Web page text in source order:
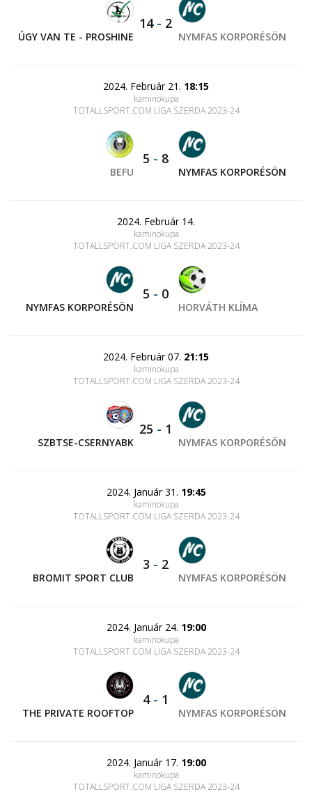
ÚGY VAN TE - PROSHINE
14- 2
NYMFAS KORPORÉSÖN
2024. Február 21. 18:15
kaminokupa
TOTALLSPORT.COM LIGA SZERDA 2023-24
BEFU
5 - 8
NYMFAS KORPORÉSÖN
2024. Február 14.
kaminokupa
TOTALLSPORT.COM LIGA SZERDA 2023-24
NYMFAS KORPORÉSÖN
5 - 0
HORVÁTH KLÍMA
2024. Február 07. 21:15
kaminokupa
TOTALLSPORT.COM LIGA SZERDA 2023-24
SZBTSE-CSERNYABK
25 - 1
NYMFAS KORPORÉSÖN
2024. Január 31. 19:45
kaminokupa
TOTALLSPORT.COM LIGA SZERDA 2023-24
BROMIT SPORT CLUB
3 - 2
NYMFAS KORPORÉSÖN
2024. Január 24. 19:00
kaminokupa
TOTALLSPORT.COM LIGA SZERDA 2023-24
THE PRIVATE ROOFTOP
4- 1
NYMFAS KORPORÉSÖN
2024. Január 17. 19:00
kaminokupa
TOTALLSPORT.COM LIGA SZERDA 2023-24